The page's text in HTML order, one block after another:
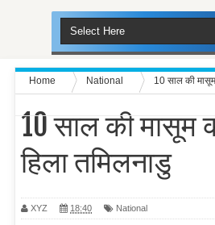
Home National 10 साल की
10 साल की मासूम
हिला तमिलनाडु
XYZ 18:40 National